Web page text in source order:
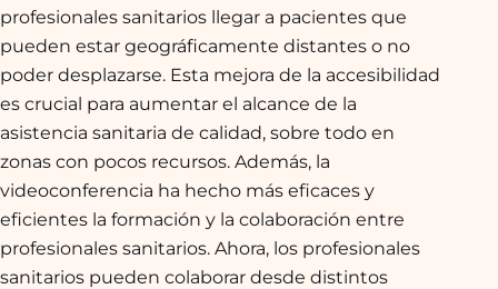
profesionales sanitarios llegar a pacientes que
pueden estar geográficamente distantes o no
poder desplazarse. Esta mejora de la accesibilidad
es crucial para aumentar el alcance de la
asistencia sanitaria de calidad, sobre todo en
zonas con pocos recursos. Además, la
videoconferencia ha hecho más eficaces y
eficientes la formación y la colaboración entre
profesionales sanitarios. Ahora, los profesionales
sanitarios pueden colaborar desde distintos